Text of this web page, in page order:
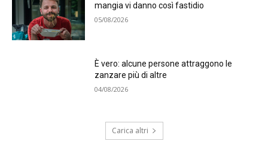
mangia vi danno così fastidio
05/08/2026
È vero: alcune persone attraggono le
zanzare più di altre
04/08/2026
Carica altri